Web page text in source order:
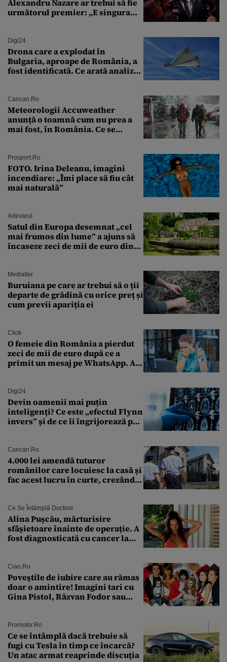
Alexandru Nazare ar trebui să fie
următorul premier: „E singura
Digi24
Drona care a explodat în
Bulgaria, aproape de România, a
fost identificată. Ce arată analiza
Cancan.ro
Meteorologii Accuweather
anunță o toamnă cum nu prea a
mai fost, în România. Ce se
București. Pe ce dată ninge
Prosport.ro
FOTO. Irina Deleanu, imagini
incendiare: „Îmi place să fiu cât
mai naturală”
Adevarul
Satul din Europa desemnat „cel
mai frumos din lume” a ajuns să
încaseze zeci de mii de euro din
Mediafax
Buruiana pe care ar trebui să o ții
departe de grădină cu orice preț și
cum previi apariția ei
Click
O femeie din România a pierdut
zeci de mii de euro după ce a
primit un mesaj pe WhatsApp. A
Digi24
Devin oamenii mai puțin
inteligenți? Ce este „efectul Flynn
invers” și de ce îi îngrijorează pe
Cancan.ro
4.000 lei amendă tuturor
românilor care locuiesc la casă și
fac acest lucru în curte, crezând
Ce Se Întâmplă Doctore
Alina Pușcău, mărturisire
sfâșietoare înainte de operație. A
fost diagnosticată cu cancer la
îmi salvez viața”
Ciao.ro
Poveştile de iubire care au rămas
doar o amintire! Imagini tari cu
Gina Pistol, Răzvan Fodor sau
Promotor.ro
Ce se întâmplă dacă trebuie să
fugi cu Tesla în timp ce încarcă?
Un atac armat reaprinde discuția